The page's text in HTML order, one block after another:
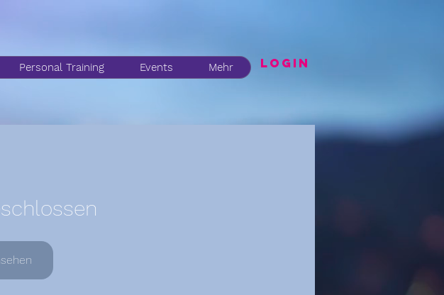
Personal Training Events Mehr LogIN